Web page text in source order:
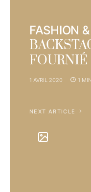
FASHION
1 AVRIL 2020 1
NEXT ARTICLE